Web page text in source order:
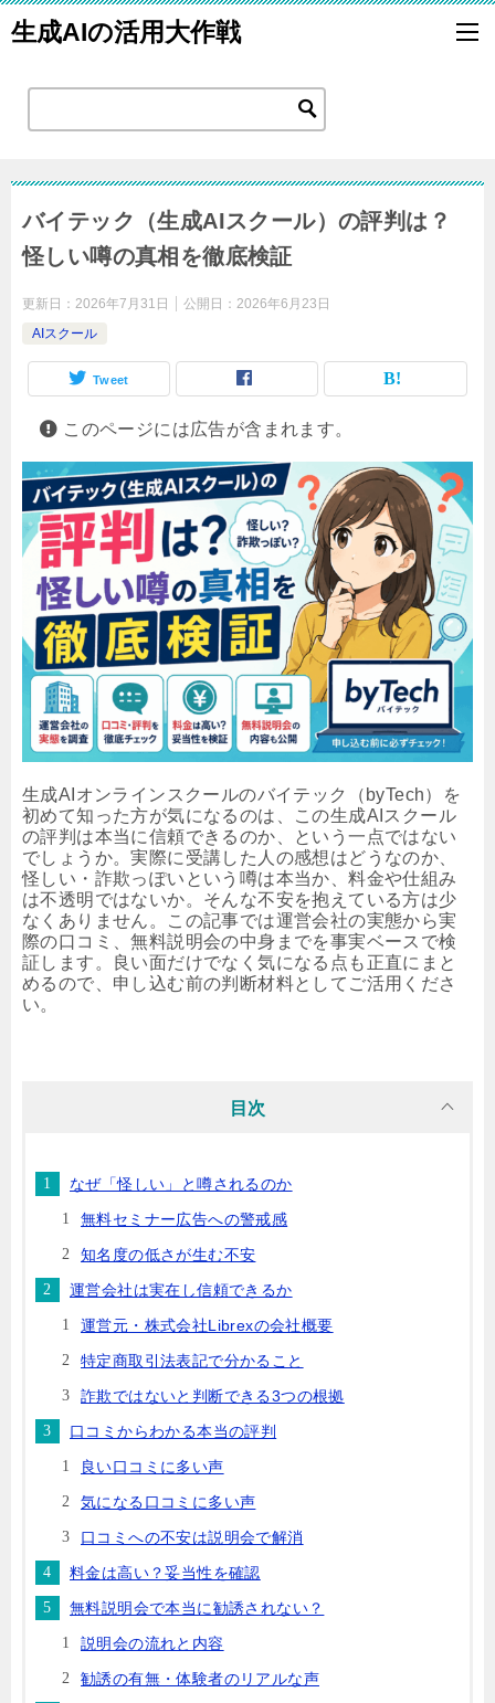
生成AIの活用大作戦
バイテック（生成AIスクール）の評判は？
怪しい噂の真相を徹底検証
更新日： 2026年7月31日 公開日： 2026年6月23日
AIスクール
Tweet
このページには広告が含まれます。
生成AIオンラインスクールのバイテック（byTech）を
初めて知った方が気になるのは、この生成AIスクール
の評判は本当に信頼できるのか、という一点ではない
でしょうか。実際に受講した人の感想はどうなのか、
怪しい・詐欺っぽいという噂は本当か、料金や仕組み
は不透明ではないか。そんな不安を抱えている方は少
なくありません。この記事では運営会社の実態から実
際の口コミ、無料説明会の中身までを事実ベースで検
証します。良い面だけでなく気になる点も正直にまと
めるので、申し込む前の判断材料としてご活用くださ
い。
目次
なぜ「怪しい」と噂されるのか
無料セミナー広告への警戒感
知名度の低さが生む不安
運営会社は実在し信頼できるか
運営元・株式会社Librexの会社概要
特定商取引法表記で分かること
詐欺ではないと判断できる3つの根拠
口コミからわかる本当の評判
良い口コミに多い声
気になる口コミに多い声
口コミへの不安は説明会で解消
料金は高い？妥当性を確認
無料説明会で本当に勧誘されない？
説明会の流れと内容
勧誘の有無・体験者のリアルな声